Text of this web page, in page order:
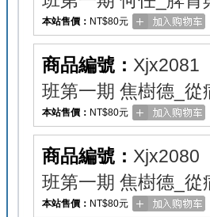
本站售價： NT$80元
商品編號： Xjx2081
班第一期 焦樹德_
本站售價： NT$80元
商品編號： Xjx2080
班第一期 焦樹德_
本站售價： NT$80元